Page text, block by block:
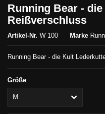
Running Bear -
Reißverschluss
Artikel-Nr. W 100 Marke
Running Bear - die Kult
Größe